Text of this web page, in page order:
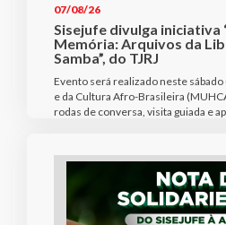
07/08/26
Sisejufe divulga iniciativa
Memória: Arquivos da
Samba”, do TJRJ
Evento será realizado neste
e da Cultura Afro-Brasileira
rodas de conversa, visita guiada e